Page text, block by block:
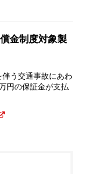
金制度対象製
う交通事故にあわ
円の保証金が支払